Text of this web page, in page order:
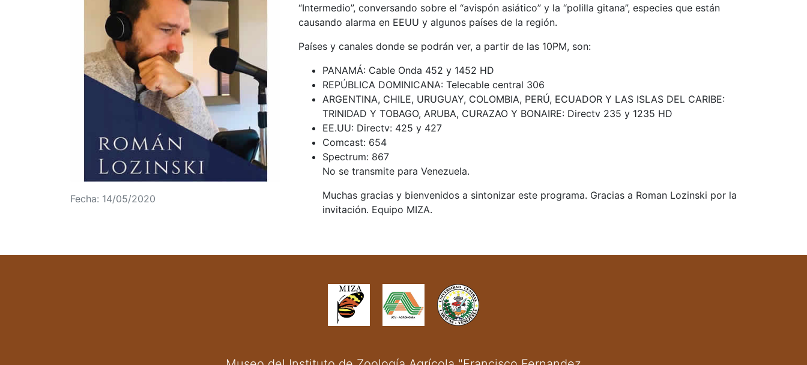
Fecha: 14/05/2020
“Intermedio”, conversando sobre el “avispón asiático” y la “polilla gitana”, especies que están
causando alarma en EEUU y algunos países de la región.
Países y canales donde se podrán ver, a partir de las 10PM, son:
PANAMÁ: Cable Onda 452 y 1452 HD
REPÚBLICA DOMINICANA: Telecable central 306
ARGENTINA, CHILE, URUGUAY, COLOMBIA, PERÚ, ECUADOR Y LAS ISLAS DEL CARIBE:
TRINIDAD Y TOBAGO, ARUBA, CURAZAO Y BONAIRE: Directv 235 y 1235 HD
EE.UU: Directv: 425 y 427
Comcast: 654
Spectrum: 867
No se transmite para Venezuela.
Muchas gracias y bienvenidos a sintonizar este programa. Gracias a Roman Lozinski por la
invitación. Equipo MIZA.